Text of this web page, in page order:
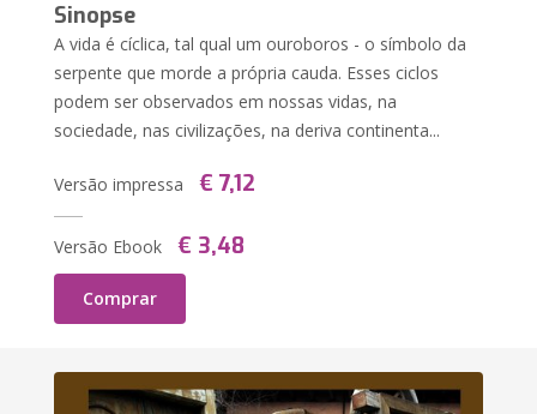
Sinopse
A vida é cíclica, tal qual um ouroboros - o símbolo da
serpente que morde a própria cauda. Esses ciclos
podem ser observados em nossas vidas, na
sociedade, nas civilizações, na deriva continenta...
Versão impressa € 7,12
Versão Ebook € 3,48
Comprar